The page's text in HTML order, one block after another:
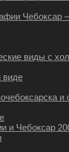
Чебоксар
виды с
виде
и
и Чебоксар